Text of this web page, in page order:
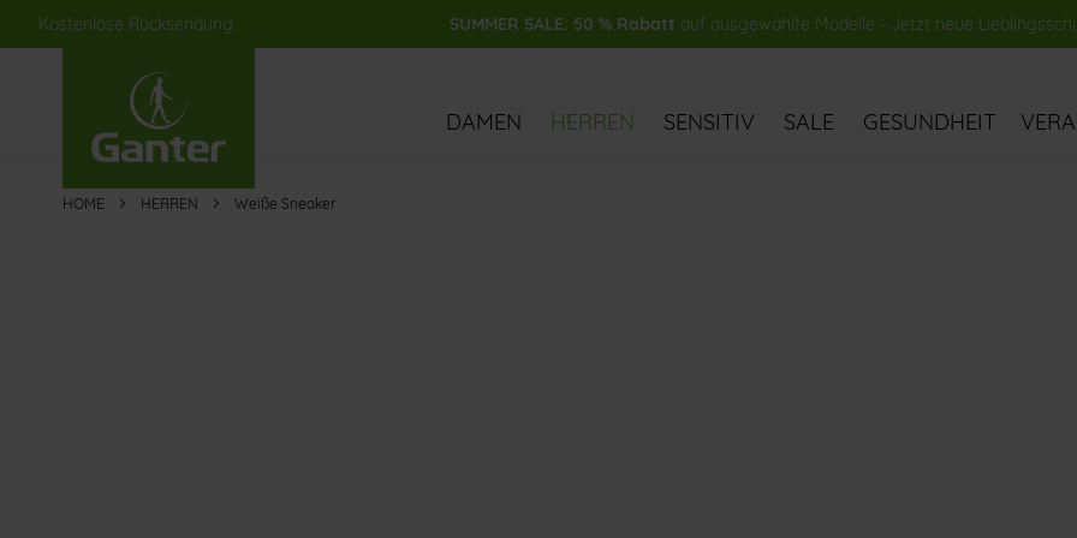
Kostenlose Rücksendung SUMMER SALE: 50 % Rabatt auf ausgewählte Modelle - Jetzt neue
DAMEN HERREN SENSITIV SALE GESUNDHEIT
HOME HERREN Weiße Sneaker